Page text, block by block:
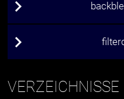
VERZEICHNISSE